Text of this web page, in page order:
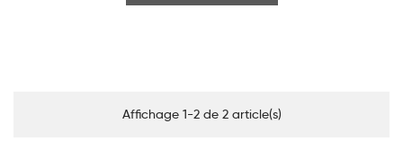
Affichage 1-2 de 2 article(s)